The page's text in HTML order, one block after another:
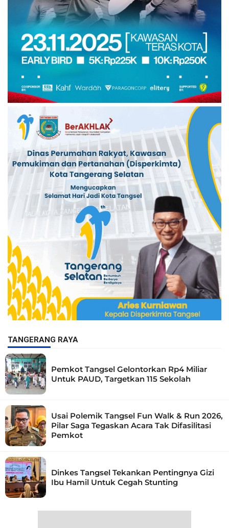
TANGERANG RAYA
Pemkot Tangsel Gelontorkan Rp4 Miliar
Untuk PAUD, Targetkan 115 Sekolah
Usai Polemik Tangsel Fun Walk & Run 2026,
Pilar Saga Tegaskan Acara Tak Difasilitasi
Pemkot
Dinkes Tangsel Tekankan Pentingnya Gizi
Ibu Hamil Untuk Cegah Stunting